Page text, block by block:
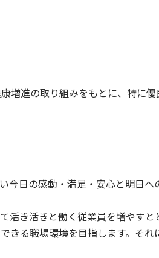
増進の取り組みをもとに、特に
今日の感動・満足・安心と明日
活き活きと働く従業員を増やす
る職場環境を目指します。そ